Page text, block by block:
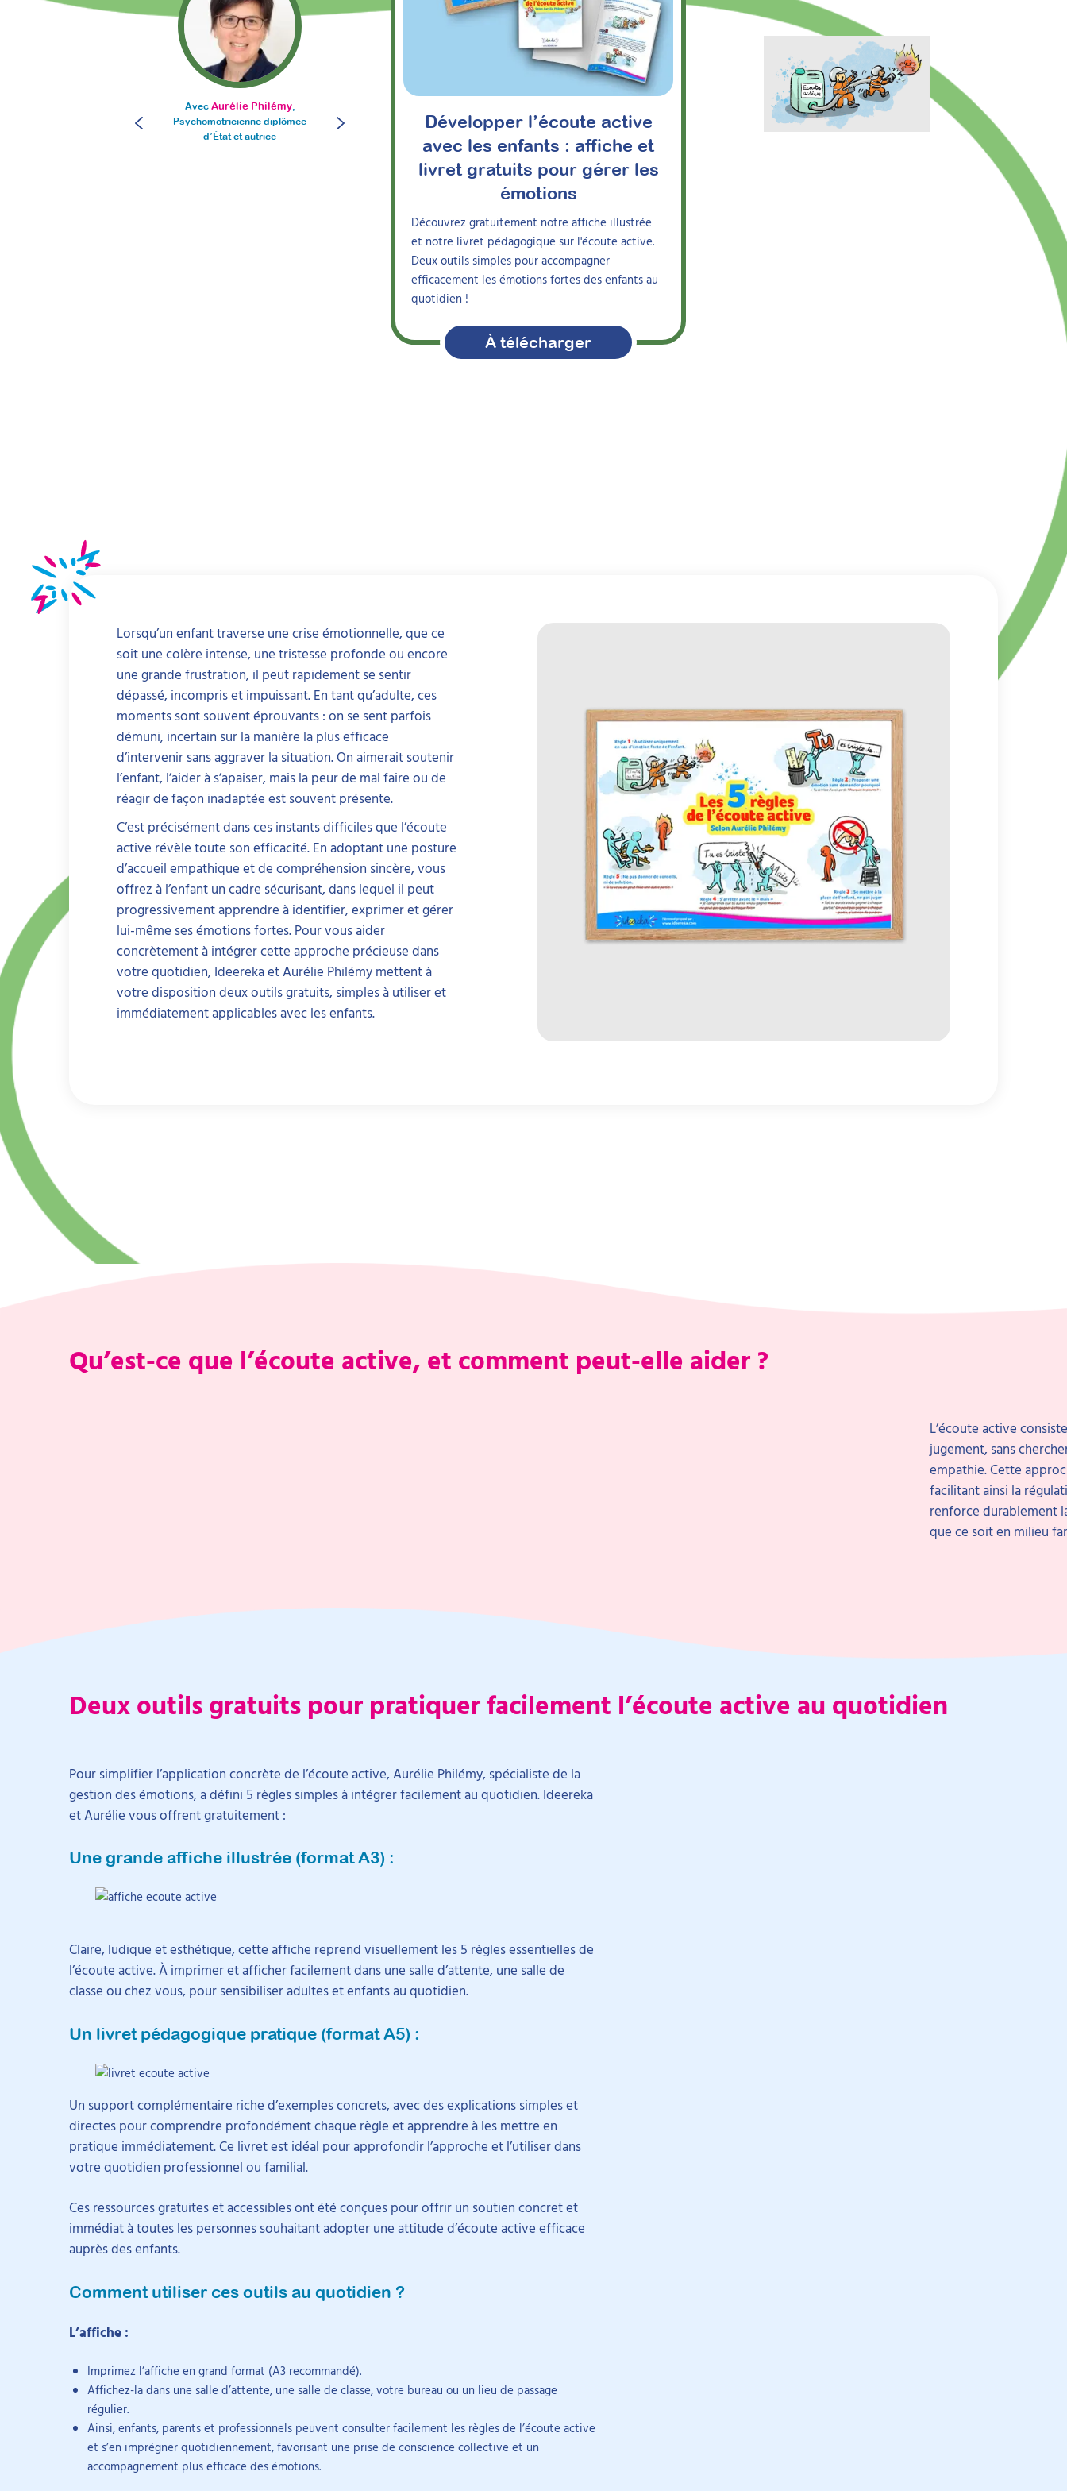
Développer l’écoute active
avec les enfants : affiche et
livret gratuits pour gérer les
émotions
Découvrez gratuitement notre affiche illustrée
et notre livret pédagogique sur l'écoute active.
Deux outils simples pour accompagner
efficacement les émotions fortes des enfants au
quotidien !
À télécharger
Avec Aurélie Philémy,
Psychomotricienne diplômée
d’État et autrice
Organisme de formation et éditeur
de ressources pédagogiques
Lorsqu’un enfant traverse une crise émotionnelle, que ce
soit une colère intense, une tristesse profonde ou encore
une grande frustration, il peut rapidement se sentir
dépassé, incompris et impuissant. En tant qu’adulte, ces
moments sont souvent éprouvants : on se sent parfois
démuni, incertain sur la manière la plus efficace
d’intervenir sans aggraver la situation. On aimerait soutenir
l’enfant, l’aider à s’apaiser, mais la peur de mal faire ou de
réagir de façon inadaptée est souvent présente.
C’est précisément dans ces instants difficiles que l’écoute
active révèle toute son efficacité. En adoptant une posture
d’accueil empathique et de compréhension sincère, vous
offrez à l’enfant un cadre sécurisant, dans lequel il peut
progressivement apprendre à identifier, exprimer et gérer
lui-même ses émotions fortes. Pour vous aider
concrètement à intégrer cette approche précieuse dans
votre quotidien, Ideereka et Aurélie Philémy mettent à
votre disposition deux outils gratuits, simples à utiliser et
immédiatement applicables avec les enfants.
Qu’est-ce que l’écoute active, et comment peut-elle aider ?
L’écoute active
jugement, sans
empathie. Cette
facilitant ainsi la
renforce durablement
que ce soit en milieu
Deux outils gratuits pour pratiquer facilement l’écoute active au quotidien
Pour simplifier l’application concrète de l’écoute active, Aurélie Philémy, spécialiste de la
gestion des émotions, a défini 5 règles simples à intégrer facilement au quotidien. Ideereka
et Aurélie vous offrent gratuitement :
Une grande affiche illustrée (format A3) :
Claire, ludique et esthétique, cette affiche reprend visuellement les 5 règles essentielles de
l’écoute active. À imprimer et afficher facilement dans une salle d’attente, une salle de
classe ou chez vous, pour sensibiliser adultes et enfants au quotidien.
Un livret pédagogique pratique (format A5) :
Un support complémentaire riche d’exemples concrets, avec des explications simples et
directes pour comprendre profondément chaque règle et apprendre à les mettre en
pratique immédiatement. Ce livret est idéal pour approfondir l’approche et l’utiliser dans
votre quotidien professionnel ou familial.
Ces ressources gratuites et accessibles ont été conçues pour offrir un soutien concret et
immédiat à toutes les personnes souhaitant adopter une attitude d’écoute active efficace
auprès des enfants.
Comment utiliser ces outils au quotidien ?
L’affiche :
Imprimez l’affiche en grand format (A3 recommandé).
Affichez-la dans une salle d’attente, une salle de classe, votre bureau ou un lieu de passage
régulier.
Ainsi, enfants, parents et professionnels peuvent consulter facilement les règles de l’écoute active
et s’en imprégner quotidiennement, favorisant une prise de conscience collective et un
accompagnement plus efficace des émotions.